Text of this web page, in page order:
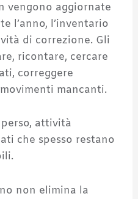
vengono aggiornate
l’anno, l’inventario
di correzione. Gli
ricontare, cercare
correggere
mancanti.
attività
che spesso restano
non elimina la